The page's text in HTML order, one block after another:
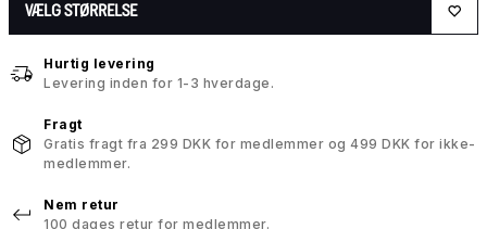
VÆLG STØRRELSE
Hurtig levering
Levering inden for 1-3 hverdage.
Fragt
Gratis fragt fra 299 DKK for medlemmer og 499 DKK for ikke-
medlemmer.
Nem retur
100 dages retur for medlemmer.